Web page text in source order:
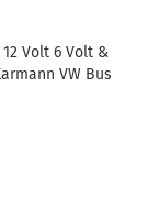
Volt 6 Volt &
VW Bus